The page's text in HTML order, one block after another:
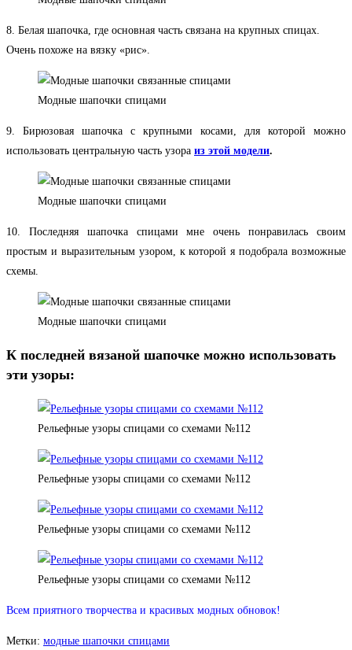
8. Белая шапочка, где основная часть связана на крупных спицах.
Очень похоже на вязку «рис».
Модные шапочки спицами
9. Бирюзовая шапочка с крупными косами, для которой можно
использовать центральную часть узора из этой модели.
Модные шапочки спицами
10. Последняя шапочка спицами мне очень понравилась своим
простым и выразительным узором, к которой я подобрала возможные
схемы.
Модные шапочки спицами
К последней вязаной шапочке можно использовать
эти узоры:
Рельефные узоры спицами со схемами №112
Рельефные узоры спицами со схемами №112
Рельефные узоры спицами со схемами №112
Рельефные узоры спицами со схемами №112
Всем приятного творчества и красивых модных обновок!
Метки: модные шапочки спицами